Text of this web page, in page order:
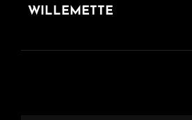
WILLEMETTE